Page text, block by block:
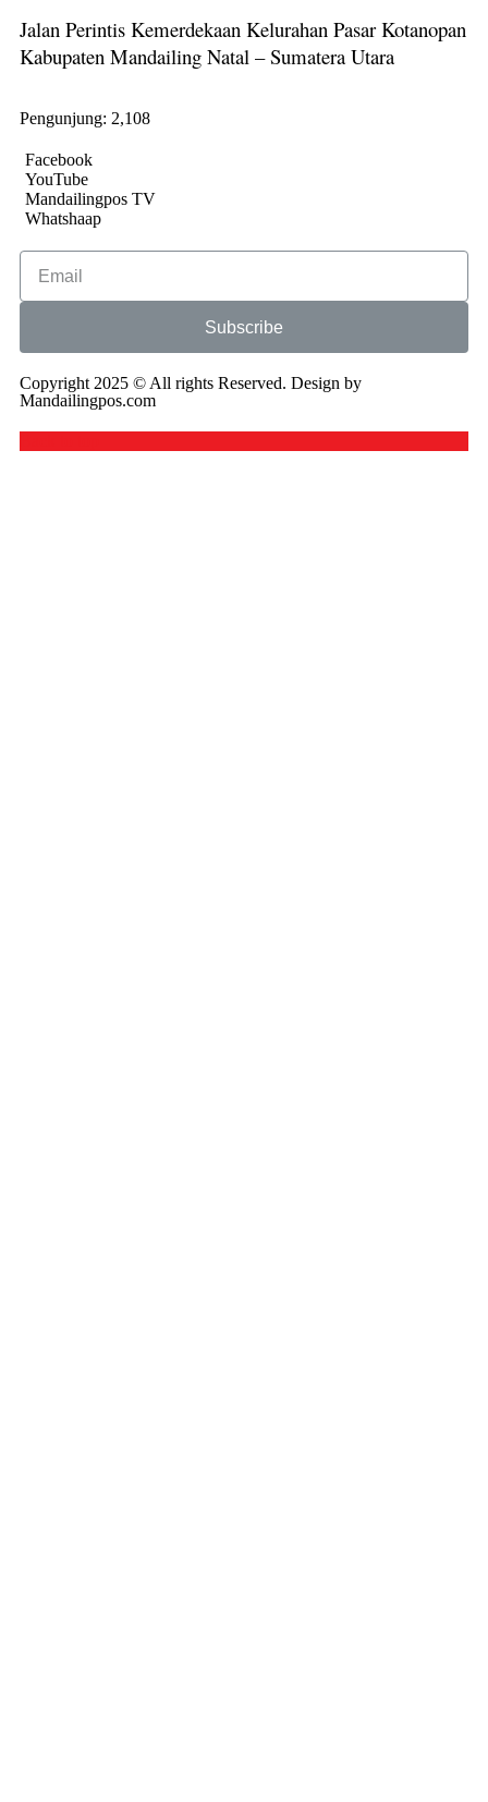
Jalan Perintis Kemerdekaan Kelurahan Pasar Kotanopan
Kabupaten Mandailing Natal – Sumatera Utara
Pengunjung: 2,108
Facebook
YouTube
Mandailingpos TV
Whatshaap
Subscribe
Copyright 2025 © All rights Reserved. Design by
Mandailingpos.com